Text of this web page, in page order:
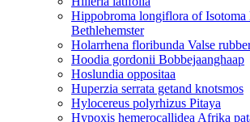
Hippobroma longiflora of Isotoma
Bethlehemster
Holarrhena floribunda Valse
Hoodia gordonii Bobbejaanghaap
Hoslundia oppositaa
Huperzia serrata getand knotsmos
Hylocereus polyrhizus Pitaya
Hypoxis hemerocallidea Afrika